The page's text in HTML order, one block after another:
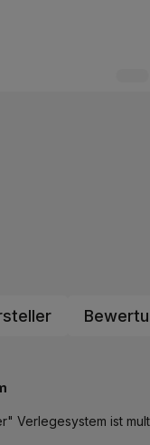
Verlegesystem ist